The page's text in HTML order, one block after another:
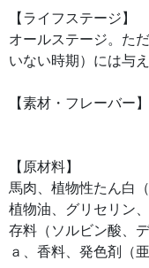
【ライフステージ】
オールステージ。た
いない時期）には与
【素材・フレーバー】
【原材料】
馬肉、植物性たん白
植物油、グリセリン
存料（ソルビン酸、
ａ、香料、発色剤（